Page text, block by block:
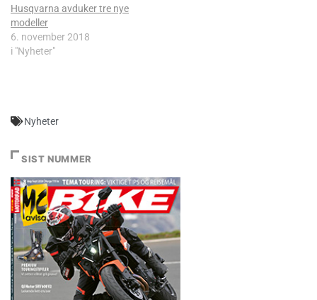
Husqvarna avduker tre nye
modeller
6. november 2018
i "Nyheter"
Nyheter
SIST NUMMER